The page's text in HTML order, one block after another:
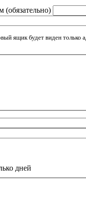
ящик будет виден только
дней